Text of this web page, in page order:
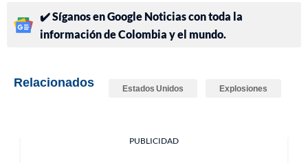
✔️ Síganos en Google Noticias con toda la
información de Colombia y el mundo.
Relacionados Estados Unidos Explosiones
PUBLICIDAD